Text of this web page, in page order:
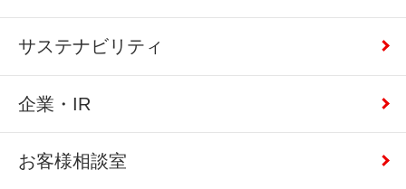
サステナビリティ
企業・IR
お客様相談室